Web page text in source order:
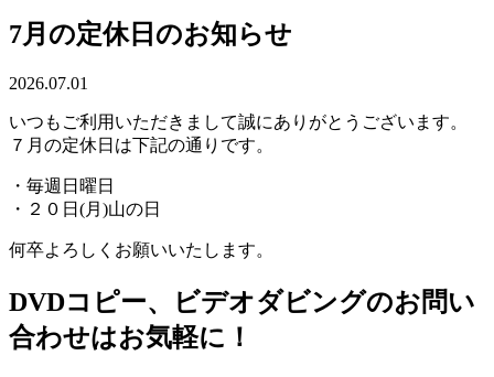
7月の定休日のお知らせ
2026.07.01
いつもご利用いただきまして誠にありがとうございます。
７月の定休日は下記の通りです。
・毎週日曜日
・２０日(月)山の日
何卒よろしくお願いいたします。
DVDコピー、ビデオダビングのお問い
合わせはお気軽に！